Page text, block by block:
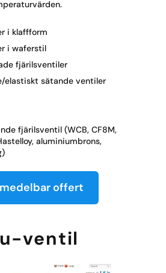
i klaffform
i waferstil
fjärilsventiler
elastiskt sätande ventiler
fjärilsventil (WCB, CF8M,
aluminiumbrons,
offert
ventil